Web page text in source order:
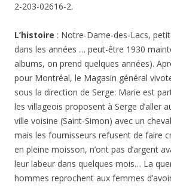
2-203-02616-2.
L’histoire : Notre-Dame-des-Lacs,
dans les années … peut-être 1930
albums, on prend quelques années).
pour Montréal, le Magasin général
sous la direction de Serge: Marie est
les villageois proposent à Serge d’aller
ville voisine (Saint-Simon) avec un
mais les fournisseurs refusent de faire
en pleine moisson, n’ont pas d’argent
leur labeur dans quelques mois… La
hommes reprochent aux femmes